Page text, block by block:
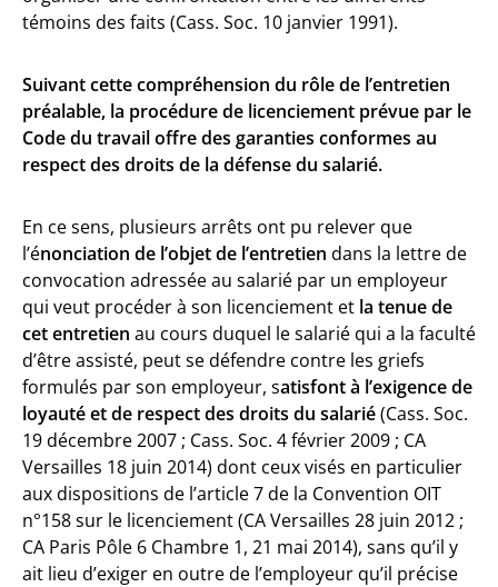
témoins des faits (Cass. Soc. 10 janvier 1991).
Suivant cette compréhension du rôle de l’entretien
préalable, la procédure de licenciement prévue par le
Code du travail offre des garanties conformes au
respect des droits de la défense du salarié.
En ce sens, plusieurs arrêts ont pu relever que
l’énonciation de l’objet de l’entretien dans la lettre de
convocation adressée au salarié par un employeur
qui veut procéder à son licenciement et la tenue de
cet entretien au cours duquel le salarié qui a la faculté
d’être assisté, peut se défendre contre les griefs
formulés par son employeur, satisfont à l’exigence de
loyauté et de respect des droits du salarié(Cass. Soc.
19 décembre 2007 ; Cass. Soc. 4 février 2009 ; CA
Versailles 18 juin 2014) dont ceux visés en particulier
aux dispositions de l’article 7 de la Convention OIT
n°158 sur le licenciement (CA Versailles 28 juin 2012 ;
CA Paris Pôle 6 Chambre 1, 21 mai 2014), sans qu’il y
ait lieu d’exiger en outre de l’employeur qu’il précise